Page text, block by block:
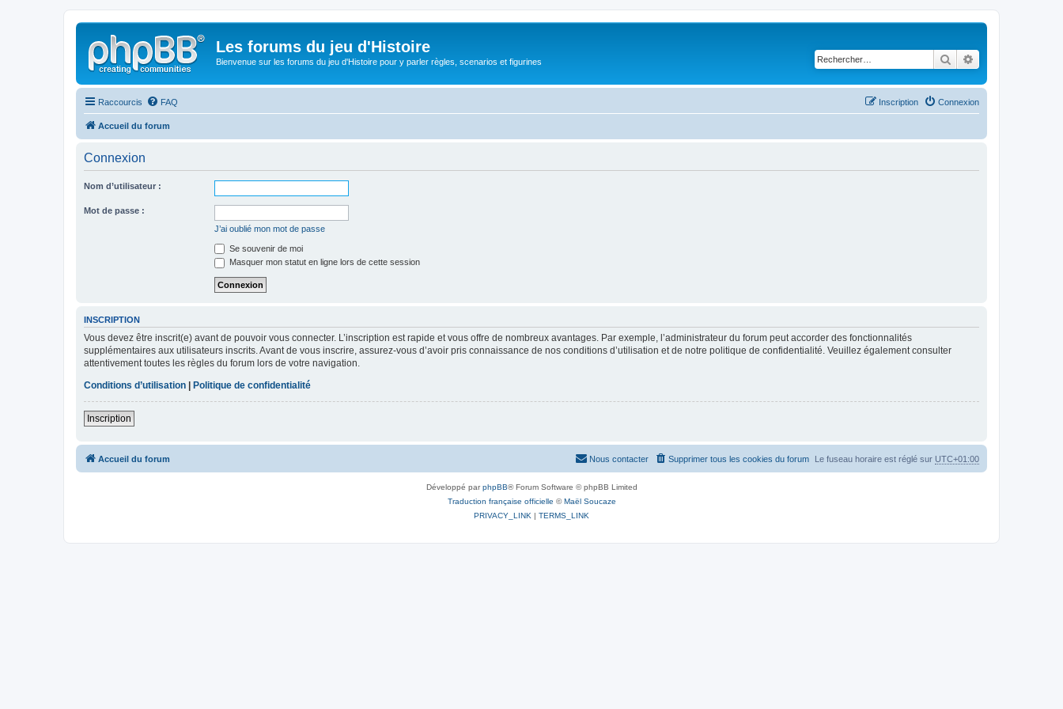
Les forums du jeu d'Histoire
Bienvenue sur les forums du jeu d'Histoire pour y parler règles, scenarios et figurines Rechercher
Raccourcis FAQ Connexion
Inscription
Accueil du forum
Connexion
Nom d’utilisateur :
Mot de passe :
J’ai oublié mon mot de passe
Se souvenir de moi
Masquer mon statut en ligne lors de cette session
INSCRIPTION
Vous devez être inscrit(e) avant de pouvoir vous connecter. L’inscription est rapide et vous offre de nombreux avantages. Par exemple, l’administrateur du forum peut accorder des fonctionnalités
supplémentaires aux utilisateurs inscrits. Avant de vous inscrire, assurez-vous d’avoir pris connaissance de nos conditions d’utilisation et de notre politique de confidentialité. Veuillez également consulter
attentivement toutes les règles du forum lors de votre navigation.
Conditions d’utilisation
Politique de confidentialité
Inscription
Accueil du forum Le fuseau horaire est réglé sur UTC+01:00
Supprimer tous les cookies du forum
Nous contacter
Développé parphpBB® Forum Software © phpBB Limited
Traduction française officielle ©Maël Soucaze
PRIVACY_LINK | TERMS_LINK